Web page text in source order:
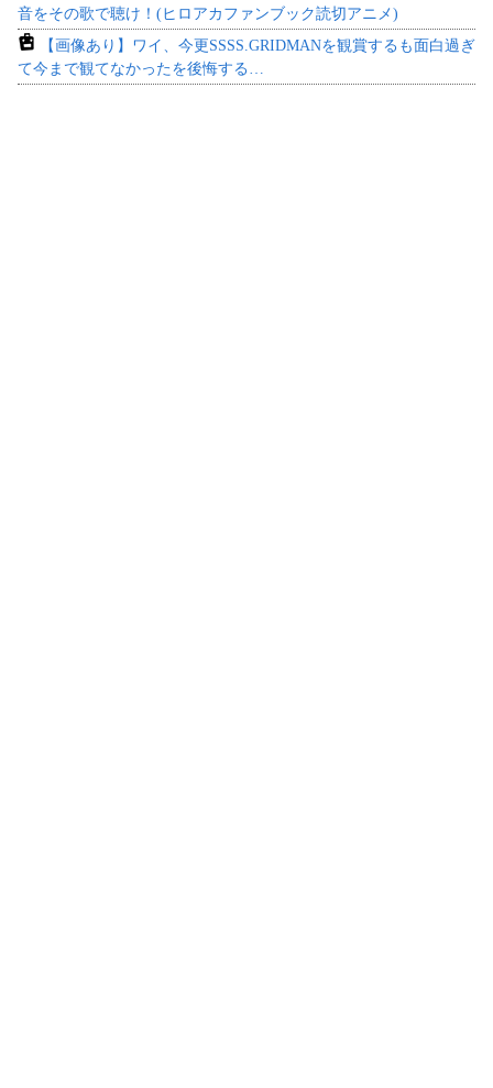
音をその歌で聴け！(ヒロアカファンブック読切アニメ)
【画像あり】ワイ、今更SSSS.GRIDMANを観賞するも面白過ぎ
て今まで観てなかったを後悔する…